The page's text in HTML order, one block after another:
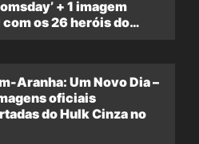
+ 1 imagem
os 26 heróis do
Aranha: Um Novo Dia –
oficiais
do Hulk Cinza no